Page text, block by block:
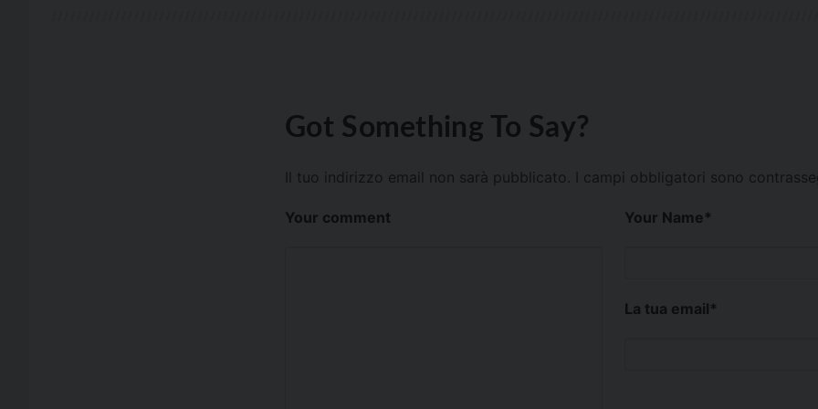
Got Something To Say?
Il tuo indirizzo email non sarà pubblicato. I campi obbligatori sono
Your comment Your Name*
La tua email*